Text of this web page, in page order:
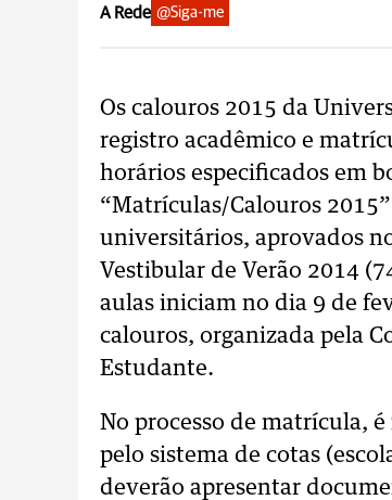
A Rede @Siga-me
Os calouros 2015 da
registro acadêmico e
horários especificados em
“Matrículas/Calouros
universitários, aprovados
Vestibular de Verão 2014
aulas iniciam no dia 9 de
calouros, organizada pela
Estudante.
No processo de matrícula,
pelo sistema de cotas
deverão apresentar